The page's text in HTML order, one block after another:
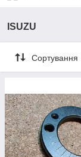
ISUZU
Сортування